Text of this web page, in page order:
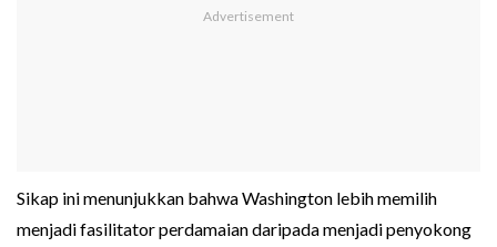
Sikap ini menunjukkan bahwa Washington lebih memilih
menjadi fasilitator perdamaian daripada menjadi penyokong